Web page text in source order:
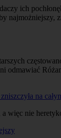
ich
najmożniejszy,
odmawiać
na
a więc nie